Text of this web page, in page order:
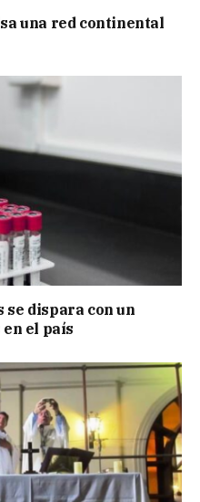
una red continental
dispara con un
en el país